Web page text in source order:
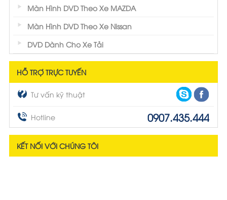
Màn Hình DVD Theo Xe MAZDA
Màn Hình DVD Theo Xe Nissan
DVD Dành Cho Xe Tải
HỖ TRỢ TRỰC TUYẾN
Tư vấn kỹ thuật
Hotline 0907.435.444
KẾT NỐI VỚI CHÚNG TÔI